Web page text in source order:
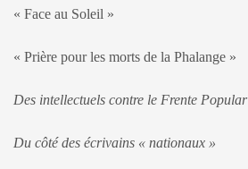
« Face au Soleil »
« Prière pour les morts de la Phalange »
Des intellectuels contre le Frente Popular
Du côté des écrivains « nationaux »